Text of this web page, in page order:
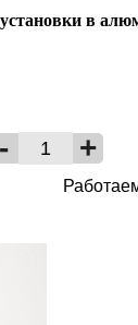
в